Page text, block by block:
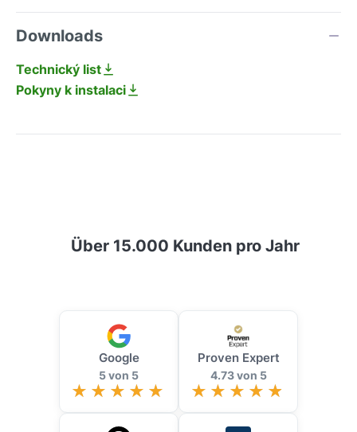
Downloads
Technický list
Pokyny k instalaci
Über 15.000 Kunden pro Jahr
Google
5 von 5
Proven Expert
4.73 von 5